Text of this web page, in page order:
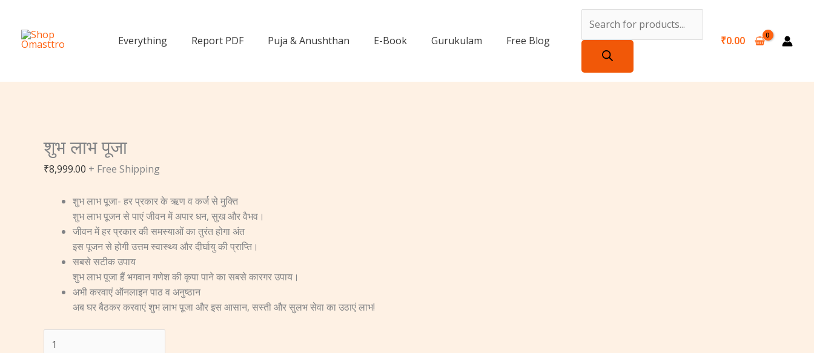
content
Everything Report PDF Puja & Anushthan E-Book Gurukulam Free Blog
Products
search
₹0.00
शुभ लाभ पूजा
₹8,999.00 + Free Shipping
शुभ लाभ पूजा- हर प्रकार के ऋण व कर्ज से मुक्ति
शुभ लाभ पूजन से पाएं जीवन में अपार धन, सुख और वैभव।
जीवन में हर प्रकार की समस्याओं का तुरंत होगा अंत
इस पूजन से होगी उत्तम स्वास्थ्य और दीर्घायु की प्राप्‍ति।
सबसे सटीक उपाय
शुभ लाभ पूजा हैं भगवान गणेश की कृपा पाने का सबसे कारगर उपाय।
अभी करवाएं ऑनलाइन पाठ व अनुष्ठान
अब घर बैठकर करवाएं शुभ लाभ पूजा और इस आसान, सस्ती और सुलभ सेवा का उठाएं लाभ!
पूजा
quantity
quantity